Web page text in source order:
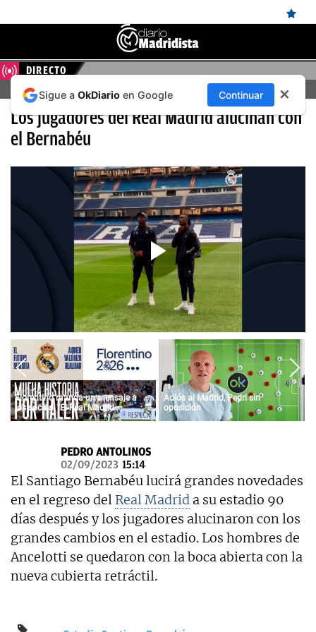
ÚLTIMAS
NOTICIAS
REAL
MADRID
BALONCESTO
FICHAJES
DIRECTO
DIRECTO
FERENCVAROS – REAL MADRID, EN DIRECTO HOY
Los jugadores del Real Madrid alucinan con
el Bernabéu
Florentino manda un mensaje a
los socios: "El Real Madrid
siempre fue vuestro y siempre lo
Adiós al Madrid, Pedri sin
oposición
PEDRO ANTOLINOS
02/09/2023 15:14
El Santiago Bernabéu lucirá grandes novedades
en el regreso del Real Madrid a su estadio 90
días después y los jugadores alucinaron con los
grandes cambios en el estadio. Los hombres de
Ancelotti se quedaron con la boca abierta con la
nueva cubierta retráctil.
Sigue a OkDiario en Google Continuar ✕